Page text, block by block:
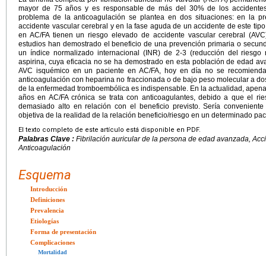
mayor de 75 años y es responsable de más del 30% de los
problema de la anticoagulación se plantea en dos situaciones: en la
accidente vascular cerebral y en la fase aguda de un accidente de este
en AC/FA tienen un riesgo elevado de accidente vascular cerebral
estudios han demostrado el beneficio de una prevención primaria o
un índice normalizado internacional (INR) de 2-3 (reducción del
aspirina, cuya eficacia no se ha demostrado en esta población de edad
AVC isquémico en un paciente en AC/FA, hoy en día no se
anticoagulación con heparina no fraccionada o de bajo peso molecular a
de la enfermedad tromboembólica es indispensable. En la actualidad,
años en AC/FA crónica se trata con anticoagulantes, debido a que el
demasiado alto en relación con el beneficio previsto. Sería
objetiva de la realidad de la relación beneficio/riesgo en un determinado
El texto completo de este artículo está disponible en PDF.
Palabras Clave : Fibrilación auricular de la persona de edad avanzada,
Anticoagulación
Esquema
Introducción
Definiciones
Prevalencia
Etiologías
Forma de presentación
Complicaciones
Mortalidad